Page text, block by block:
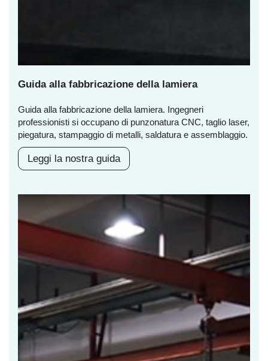
Guida alla fabbricazione della lamiera
Guida alla fabbricazione della lamiera. Ingegneri
professionisti si occupano di punzonatura CNC, taglio laser,
piegatura, stampaggio di metalli, saldatura e assemblaggio.
Leggi la nostra guida